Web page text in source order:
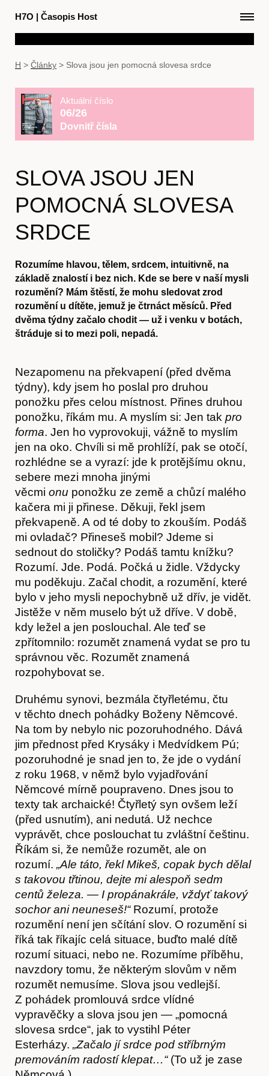
H7O | Časopis Host
Články
Časopis
Hostcast
H > Články > Slova jsou jen pomocná slovesa srdce
Aktuální číslo
06/26
Dovnitř čísla
SLOVA JSOU JEN
POMOCNÁ SLOVESA
SRDCE
Rozumíme hlavou, tělem, srdcem, intuitivně, na
základě znalostí i bez nich. Kde se bere v naší mysli
rozumění? Mám štěstí, že mohu sledovat zrod
rozumění u dítěte, jemuž je čtrnáct měsíců. Před
dvěma týdny začalo chodit — už i venku v botách,
štráduje si to mezi poli, nepadá.
Nezapomenu na překvapení (před dvěma
týdny), kdy jsem ho poslal pro druhou
ponožku přes celou místnost. Přines druhou
ponožku, říkám mu. A myslím si: Jen tak pro
forma. Jen ho vyprovokuji, vážně to myslím
jen na oko. Chvíli si mě prohlíží, pak se otočí,
rozhlédne se a vyrazí: jde k protějšímu oknu,
sebere mezi mnoha jinými
věcmi onu ponožku ze země a chůzí malého
kačera mi ji přinese. Děkuji, řekl jsem
překvapeně. A od té doby to zkouším. Podáš
mi ovladač? Přineseš mobil? Jdeme si
sednout do stoličky? Podáš tamtu knížku?
Rozumí. Jde. Podá. Počká u židle. Vždycky
mu poděkuju. Začal chodit, a rozumění, které
bylo v jeho mysli nepochybně už dřív, je vidět.
Jistěže v něm muselo být už dříve. V době,
kdy ležel a jen poslouchal. Ale teď se
zpřítomnilo: rozumět znamená vydat se pro tu
správnou věc. Rozumět znamená
rozpohybovat se.
Druhému synovi, bezmála čtyřletému, čtu
v těchto dnech pohádky Boženy Němcové.
Na tom by nebylo nic pozoruhodného. Dává
jim přednost před Krysáky i Medvídkem Pú;
pozoruhodné je snad jen to, že jde o vydání
z roku 1968, v němž bylo vyjadřování
Němcové mírně poupraveno. Dnes jsou to
texty tak archaické! Čtyřletý syn ovšem leží
(před usnutím), ani nedutá. Už nechce
vyprávět, chce poslouchat tu zvláštní češtinu.
Říkám si, že nemůže rozumět, ale on
rozumí. „Ale táto, řekl Mikeš, copak bych dělal
s takovou třtinou, dejte mi alespoň sedm
centů železa. — I propánakrále, vždyť takový
sochor ani neuneseš!“Rozumí, protože
rozumění není jen sčítání slov. O rozumění si
říká tak říkajíc celá situace, buďto malé dítě
rozumí situaci, nebo ne. Rozumíme příběhu,
navzdory tomu, že některým slovům v něm
rozumět nemusíme. Slova jsou vedlejší.
Z pohádek promlouvá srdce vlídné
vypravěčky a slova jsou jen — „pomocná
slovesa srdce“, jak to vystihl Péter
Esterházy. „Začalo jí srdce pod stříbrným
premováním radostí klepat…“(To už je zase